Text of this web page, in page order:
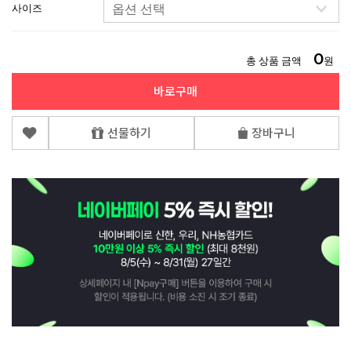
사이즈
총 상품 금액 0원
바로구매
선물하기 장바구니